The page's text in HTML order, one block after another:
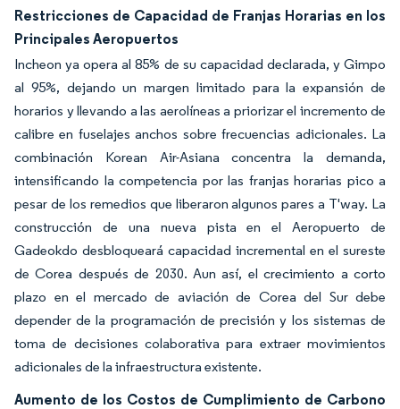
Restricciones de Capacidad de Franjas Horarias en los
Principales Aeropuertos
Incheon ya opera al 85% de su capacidad declarada, y Gimpo
al 95%, dejando un margen limitado para la expansión de
horarios y llevando a las aerolíneas a priorizar el incremento de
calibre en fuselajes anchos sobre frecuencias adicionales. La
combinación Korean Air-Asiana concentra la demanda,
intensificando la competencia por las franjas horarias pico a
pesar de los remedios que liberaron algunos pares a T'way. La
construcción de una nueva pista en el Aeropuerto de
Gadeokdo desbloqueará capacidad incremental en el sureste
de Corea después de 2030. Aun así, el crecimiento a corto
plazo en el mercado de aviación de Corea del Sur debe
depender de la programación de precisión y los sistemas de
toma de decisiones colaborativa para extraer movimientos
adicionales de la infraestructura existente.
Aumento de los Costos de Cumplimiento de Carbono